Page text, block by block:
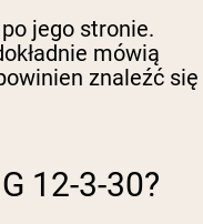
jego stronie.
mówią
znaleźć się
12-3-30?